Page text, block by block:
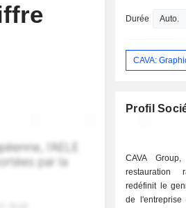
Durée
CAVA:
Profil
CAVA
restauration
redéfinit le
de